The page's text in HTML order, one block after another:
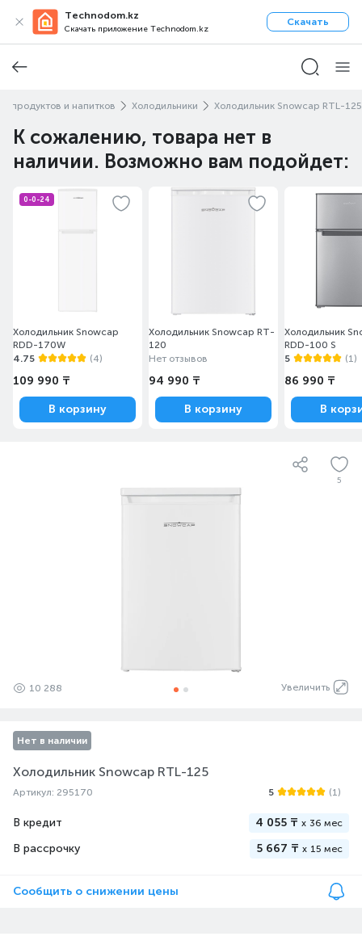
Technodom.kz
Скачать приложение Technodom.kz
Скачать
продуктов и напитков Холодильники Холодильник Snowcap RTL-125
К сожалению, товара нет в
наличии. Возможно вам подойдет:
0-0-24
Холодильник Snowcap
RDD-170W
4.75
(4)
109 990 ₸
В корзину
Холодильник Snowcap RT-
120
Нет отзывов
94 990 ₸
В корзину
Холодильник
RDD-100 S
5
(1)
86 990 ₸
В
5
Увеличить
10 288
Нет в наличии
Холодильник Snowcap RTL-125
Артикул: 295170 5 (1)
В кредит 4 055 ₸ x 36 мес
В рассрочку 5 667 ₸ x 15 мес
Сообщить о снижении цены